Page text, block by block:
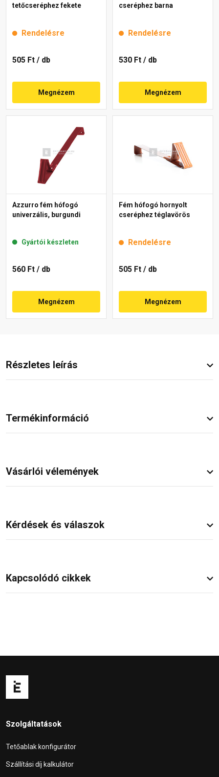
tetőcseréphez fekete
Rendelésre
505 Ft / db
Megnézem
cseréphez barna
Rendelésre
530 Ft / db
Megnézem
Azzurro fém hófogó
univerzális, burgundi
Gyártói készleten
560 Ft / db
Megnézem
Fém hófogó hornyolt
cseréphez téglavörös
Rendelésre
505 Ft / db
Megnézem
Részletes leírás
Termékinformáció
Vásárlói vélemények
Kérdések és válaszok
Kapcsolódó cikkek
Szolgáltatások
Tetőablak konfigurátor
Szállítási díj kalkulátor